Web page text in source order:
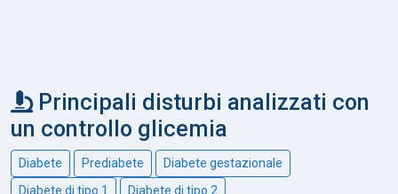
Principali disturbi analizzati con
un controllo glicemia
Diabete Prediabete
Diabete gestazionale
Diabete di tipo 1
Diabete di tipo 2